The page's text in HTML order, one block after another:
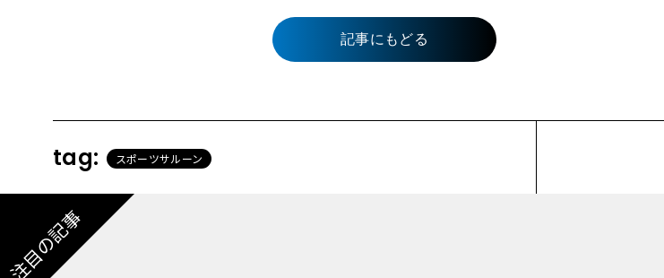
記事にもどる
tag: スポーツサルーン
注目の記事